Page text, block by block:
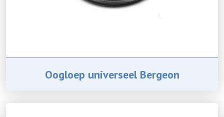
Oogloep universeel Bergeon